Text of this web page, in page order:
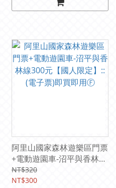
阿里山國家森林遊樂區門票
+電動遊園車-沼平與香林線
300元【國人限定】::(電子
票)即買即用Ⓕ
NT$320
NT$300